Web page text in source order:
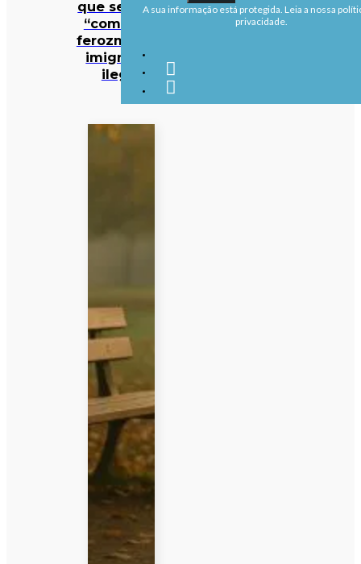
que se deve
“combater
ferozmente”
imigração
ilegal
A sua informação está protegida. Leia a nossa
privacidade.